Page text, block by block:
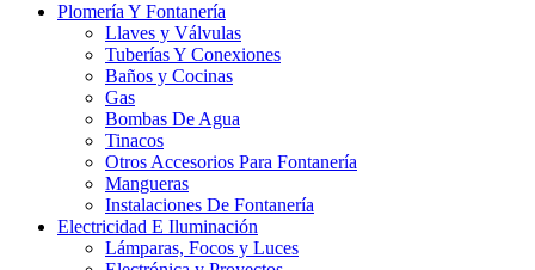
Plomería Y Fontanería
Llaves y Válvulas
Tuberías Y Conexiones
Baños y Cocinas
Gas
Bombas De Agua
Tinacos
Otros Accesorios Para Fontanería
Mangueras
Instalaciones De Fontanería
Electricidad E Iluminación
Lámparas, Focos y Luces